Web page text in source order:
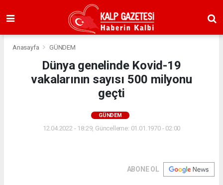
Anasayfa GÜNDEM
Dünya genelinde Kovid-19
vakalarının sayısı 500 milyonu
geçti
GÜNDEM
12.04.2022 - 18:29, Güncelleme: 01.01.1970 - 02:00
ABONE OL